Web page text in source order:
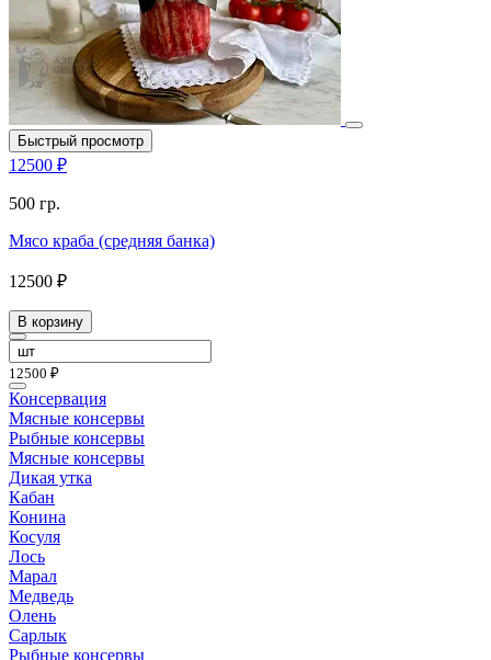
Быстрый просмотр
12500 ₽
500 гр.
Мясо краба (средняя банка)
12500 ₽
В корзину
12500 ₽
Консервация
Мясные консервы
Рыбные консервы
Мясные консервы
Дикая утка
Кабан
Конина
Косуля
Лось
Марал
Медведь
Олень
Сарлык
Рыбные консервы